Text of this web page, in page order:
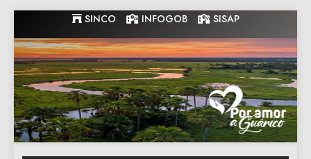
to
content
SINCO INFOGOB SISAP
Gobernacion
de Guarico
Gobernacion de Guarico